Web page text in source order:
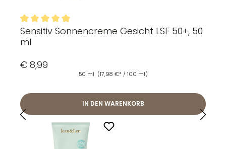
Durchschnittliche Bewertung von 4.98 von 5 Sternen
Sensitiv Sonnencreme Gesicht LSF 50+, 50
ml
€ 8,99
50 ml (17,98 €* / 100 ml)
IN DEN WARENKORB